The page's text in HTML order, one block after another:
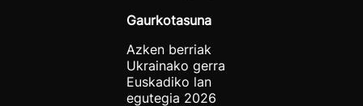
Gaurkotasuna
Azken berriak
Ukrainako gerra
Euskadiko lan
egutegia 2026